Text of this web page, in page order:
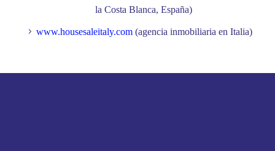
la Costa Blanca, España)
www.housesaleitaly.com(agencia inmobiliaria en Italia)